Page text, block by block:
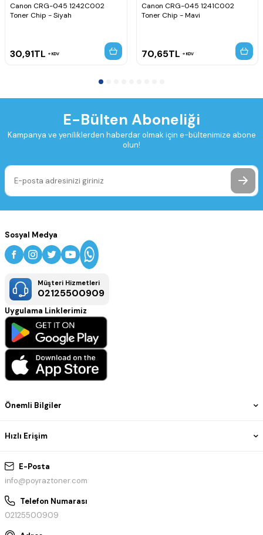
Canon CRG-045 1242C002
Toner Chip - Siyah
30,91TL KDV
Canon CRG-045 1241C002
Toner Chip - Mavi
70,65TL KDV
E-Bülten Aboneliği
Kampanya ve yeniliklerden haberdar olmak için e-bültenimize abone
olun!
E-Posta
info@poyraztoner.com
Telefon Numarası
02125500909
Önemli Bilgiler
Hızlı Erişim
Sosyal Medya
Müşteri Hizmetleri
02125500909
Uygulama Linklerimiz